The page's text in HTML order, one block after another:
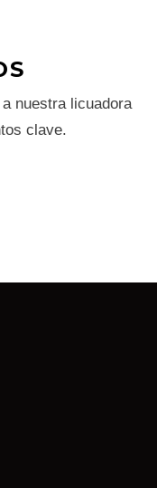
nuestra licuadora
clave.